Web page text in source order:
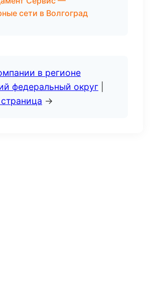
сети в Волгоград
в регионе
федеральный округ
→